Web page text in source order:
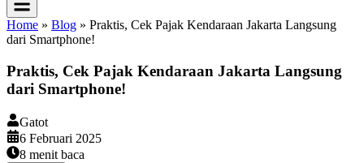
Home » Blog » Praktis, Cek Pajak Kendaraan Jakarta Langsung
dari Smartphone!
Praktis, Cek Pajak Kendaraan Jakarta Langsung
dari Smartphone!
Gatot
6 Februari 2025
8 menit baca